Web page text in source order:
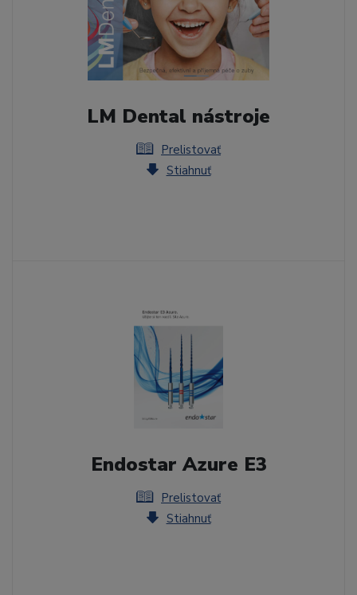
LM Dental nástroje
Prelistovať
Stiahnuť
Endostar Azure E3
Prelistovať
Stiahnuť